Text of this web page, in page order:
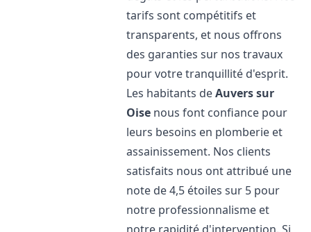
tarifs sont compétitifs et
transparents, et nous offrons
des garanties sur nos travaux
pour votre tranquillité d'esprit.
Les habitants deAuvers sur
Oise nous font confiance pour
leurs besoins en plomberie et
assainissement. Nos clients
satisfaits nous ont attribué une
note de 4,5 étoiles sur 5 pour
notre professionnalisme et